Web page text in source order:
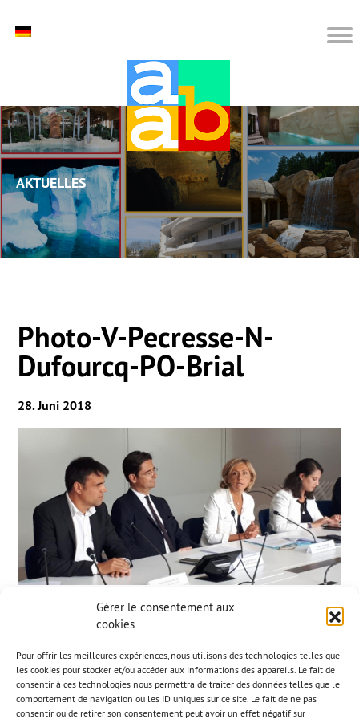
Gérer le consentement aux
cookies
Pour offrir les meilleures expériences, nous utilisons des technologies telles que
les cookies pour stocker et/ou accéder aux informations des appareils. Le fait de
consentir à ces technologies nous permettra de traiter des données telles que le
comportement de navigation ou les ID uniques sur ce site. Le fait de ne pas
consentir ou de retirer son consentement peut avoir un effet négatif sur
Aktuelles
Photo-V-Pecresse-N-
Dufourcq-PO-Brial
28. Juni 2018